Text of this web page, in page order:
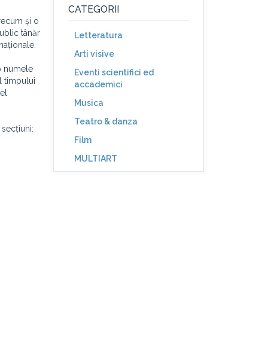
și o
tânăr
numele
timpului
CATEGORII
Letteratura
Arti visive
Eventi scientifici ed
accademici
Musica
Teatro & danza
Film
MULTIART